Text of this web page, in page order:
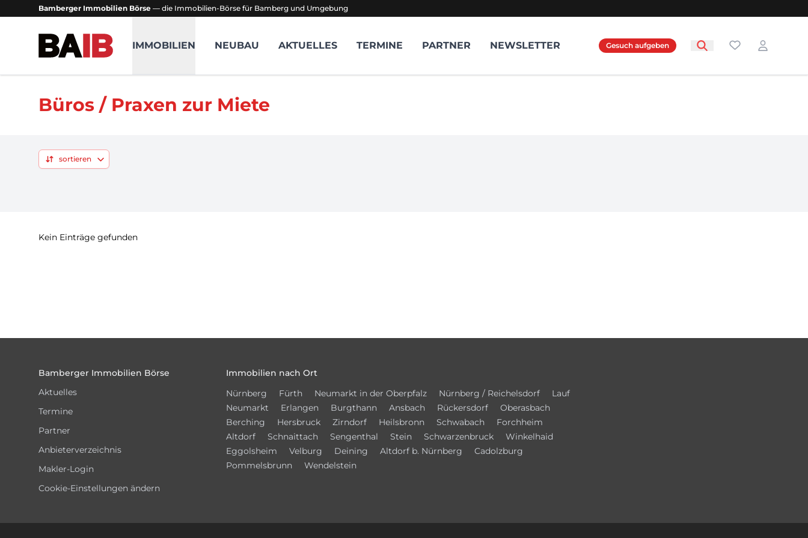
Bamberger Immobilien Börse — die Immobilien-Börse für Bamberg und Umgebung
Bamberger Immobilien Börse
IMMOBILIEN NEUBAU AKTUELLES TERMINE PARTNER NEWSLETTER Gesuch aufgeben Favoriten
Login
Büros / Praxen zur Miete
sortieren
Kein Einträge gefunden
Bamberger Immobilien Börse
Aktuelles
Termine
Partner
Anbieterverzeichnis
Makler-Login
Cookie-Einstellungen ändern
Immobilien nach Ort
Nürnberg
Fürth Neumarkt in der Oberpfalz Nürnberg / Reichelsdorf
Lauf
Neumarkt
Erlangen Burgthann Ansbach Rückersdorf
Oberasbach
Berching
Hersbruck Zirndorf Heilsbronn Schwabach
Forchheim
Altdorf
Schnaittach Sengenthal Stein Schwarzenbruck
Winkelhaid
Eggolsheim
Velburg Deining Altdorf b. Nürnberg
Cadolzburg
Pommelsbrunn
Wendelstein